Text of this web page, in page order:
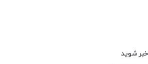
شوید